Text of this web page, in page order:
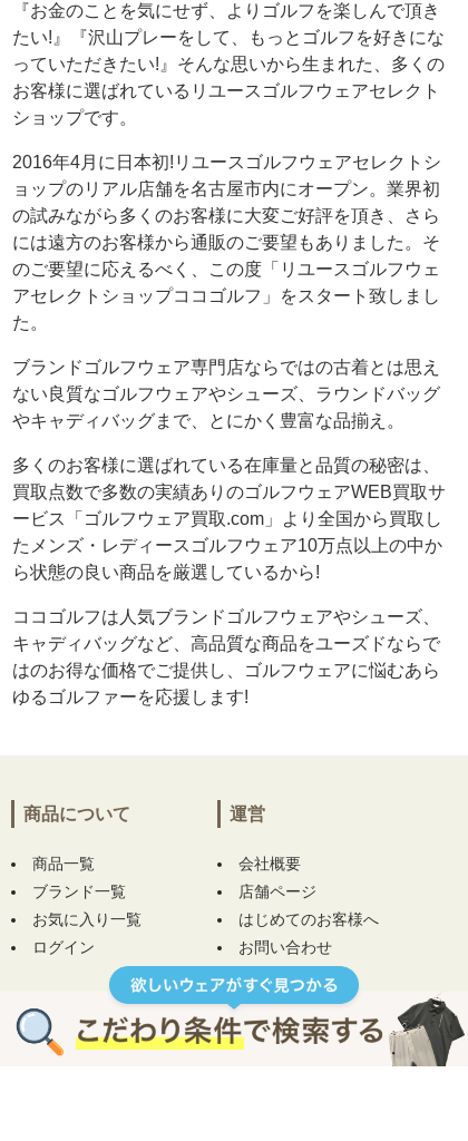
『お金のことを気にせず、よりゴルフを楽しんで頂き
たい!』『沢山プレーをして、もっとゴルフを好きにな
っていただきたい!』そんな思いから生まれた、多くの
お客様に選ばれているリユースゴルフウェアセレクト
ショップです。
2016年4月に日本初!リユースゴルフウェアセレクトシ
ョップのリアル店舗を名古屋市内にオープン。業界初
の試みながら多くのお客様に大変ご好評を頂き、さら
には遠方のお客様から通販のご要望もありました。そ
のご要望に応えるべく、この度「リユースゴルフウェ
アセレクトショップココゴルフ」をスタート致しまし
た。
ブランドゴルフウェア専門店ならではの古着とは思え
ない良質なゴルフウェアやシューズ、ラウンドバッグ
やキャディバッグまで、とにかく豊富な品揃え。
多くのお客様に選ばれている在庫量と品質の秘密は、
買取点数で多数の実績ありのゴルフウェアWEB買取サ
ービス「ゴルフウェア買取.com」より全国から買取し
たメンズ・レディースゴルフウェア10万点以上の中か
ら状態の良い商品を厳選しているから!
ココゴルフは人気ブランドゴルフウェアやシューズ、
キャディバッグなど、高品質な商品をユーズドならで
はのお得な価格でご提供し、ゴルフウェアに悩むあら
ゆるゴルファーを応援します!
商品について
商品一覧
ブランド一覧
お気に入り一覧
ログイン
運営
会社概要
店舗ページ
はじめてのお客様へ
お問い合わせ
お役立ちコラム
ヘルプ